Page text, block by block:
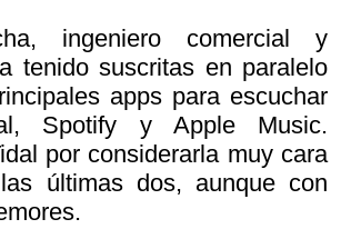
ingeniero comercial y
tenido suscritas en paralelo
apps para escuchar
Spotify y Apple Music.
por considerarla muy cara
últimas dos, aunque con